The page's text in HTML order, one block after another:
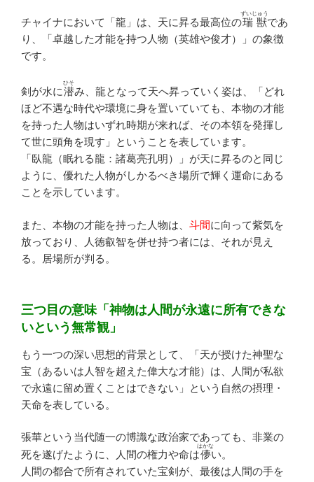
チャイナにおいて「龍」は、天に昇る最高位の瑞獣
ずいじゅう
であ
り、「卓越した才能を持つ人物（英雄や俊才）」の象徴
です。
剣が水に潜
ひそ
み、龍となって天へ昇っていく姿は、「どれ
ほど不遇な時代や環境に身を置いていても、本物の才能
を持った人物はいずれ時期が来れば、その本領を発揮し
て世に頭角を現す」ということを表しています。
「臥龍（眠れる龍：諸葛亮孔明）」が天に昇るのと同じ
ように、優れた人物がしかるべき場所で輝く運命にある
ことを示しています。
また、本物の才能を持った人物は、 斗間に向って紫気を
放っており、人徳叡智を併せ持つ者には、それが見え
る。居場所が判る。
三つ目の意味「神物は人間が永遠に所有できな
いという無常観」
もう一つの深い思想的背景として、「天が授けた神聖な
宝（あるいは人智を超えた偉大な才能）は、人間が私欲
で永遠に留め置くことはできない」という自然の摂理・
天命を表している。
張華という当代随一の博識な政治家であっても、非業の
死を遂げたように、人間の権力や命は儚
はかな
い。
人間の都合で所有されていた宝剣が、最後は人間の手を